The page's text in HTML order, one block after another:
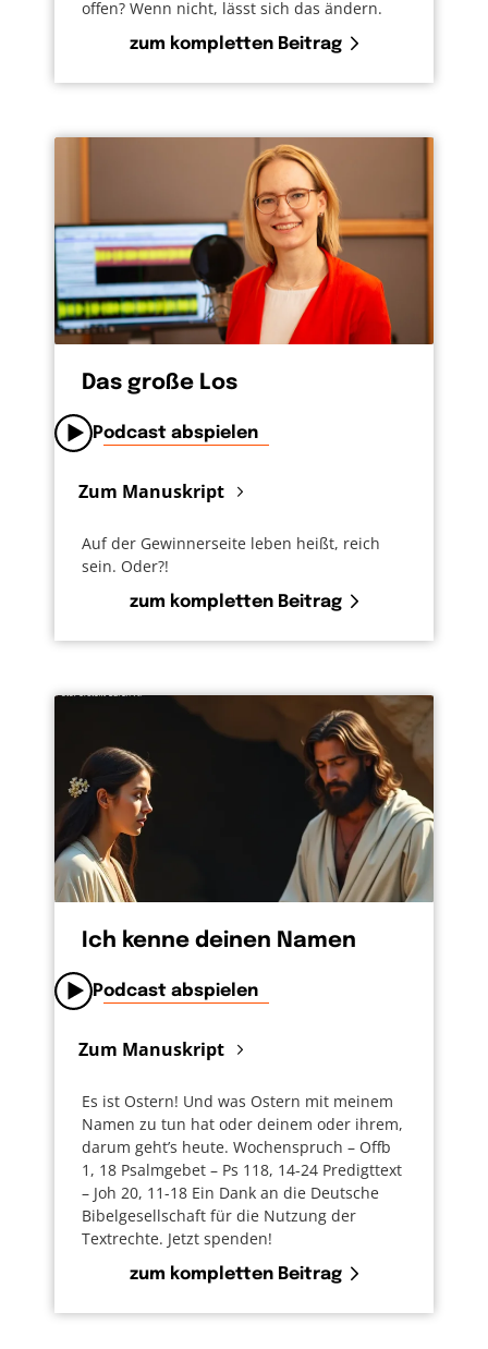
offen? Wenn nicht, lässt sich das ändern.
zum kompletten Beitrag
Das große Los
Podcast abspielen
Zum Manuskript
Auf der Gewinnerseite leben heißt, reich
sein. Oder?!
zum kompletten Beitrag
Ich kenne deinen Namen
Podcast abspielen
Zum Manuskript
Es ist Ostern! Und was Ostern mit meinem
Namen zu tun hat oder deinem oder ihrem,
darum geht’s heute. Wochenspruch – Offb
1, 18 Psalmgebet – Ps 118, 14-24 Predigttext
– Joh 20, 11-18 Ein Dank an die Deutsche
Bibelgesellschaft für die Nutzung der
Textrechte. Jetzt spenden!
zum kompletten Beitrag